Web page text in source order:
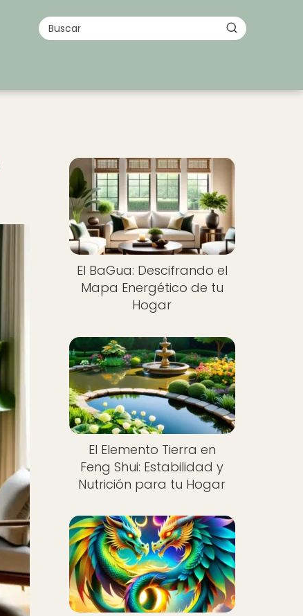
El BaGua: Descifrando el
Mapa Energético de tu
Hogar
El Elemento Tierra en
Feng Shui: Estabilidad y
Nutrición para tu Hogar